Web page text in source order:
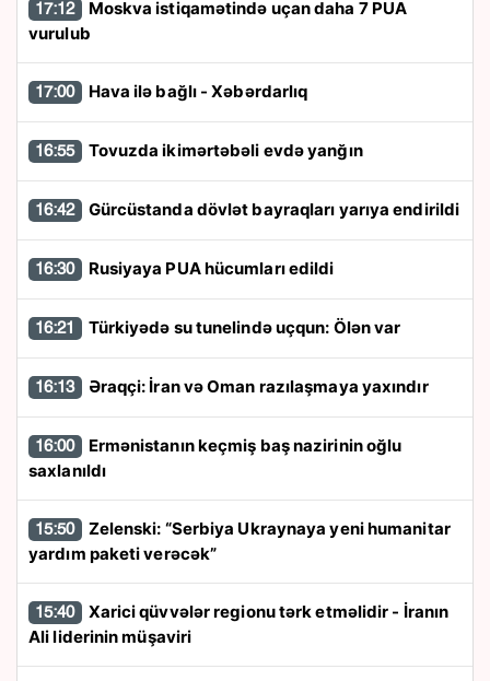
17:12
vurulub
17:00 Hava ilə bağlı - Xəbərdarlıq
16:55 Tovuzda ikimərtəbəli evdə yanğın
16:42 Gürcüstanda dövlət bayraqları yarıya endirildi
16:30 Rusiyaya PUA hücumları edildi
16:21 Türkiyədə su tunelində uçqun: Ölən var
16:13 Əraqçi: İran və Oman razılaşmaya yaxındır
16:00
saxlanıldı
15:50
yardım paketi verəcək”
15:40
Ali liderinin müşaviri